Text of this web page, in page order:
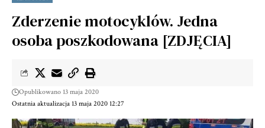
Zderzenie motocyklów. Jedna
osoba poszkodowana [ZDJĘCIA]
Ostatnia aktualizacja 13 maja 2020 12:27
Opublikowano 13 maja 2020